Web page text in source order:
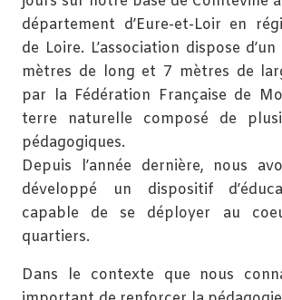
département d’Eure-et-Loir en
de Loire. L’association dispose
mètres de long et 7 mètres de
par la Fédération Française de
terre naturelle composé de
pédagogiques.
Depuis l’année dernière, nous
développé un dispositif
capable de se déployer au
quartiers.
Dans le contexte que nous